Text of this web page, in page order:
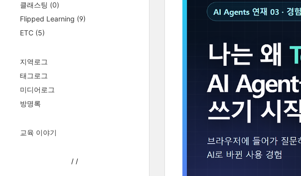
클래스팅 (0)
Flipped Learning (9)
ETC (5)
지역로그
태그로그
미디어로그
방명록
교육 이야기
/ /